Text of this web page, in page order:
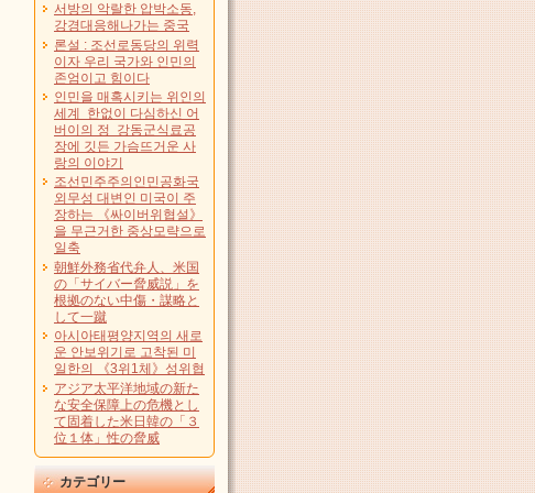
서방의 악랄한 압박소동,
강경대응해나가는 중국
론설 : 조선로동당의 위력
이자 우리 국가와 인민의
존엄이고 힘이다
인민을 매혹시키는 위인의
세계 한없이 다심하신 어
버이의 정 강동군식료공
장에 깃든 가슴뜨거운 사
랑의 이야기
조선민주주의인민공화국
외무성 대변인 미국이 주
장하는 《싸이버위협설》
을 무근거한 중상모략으로
일축
朝鮮外務省代弁人、米国
の「サイバー脅威説」を
根拠のない中傷・謀略と
して一蹴
아시아태평양지역의 새로
운 안보위기로 고착된 미
일한의 《3위1체》성위협
アジア太平洋地域の新た
な安全保障上の危機とし
て固着した米日韓の「３
位１体」性の脅威
カテゴリー